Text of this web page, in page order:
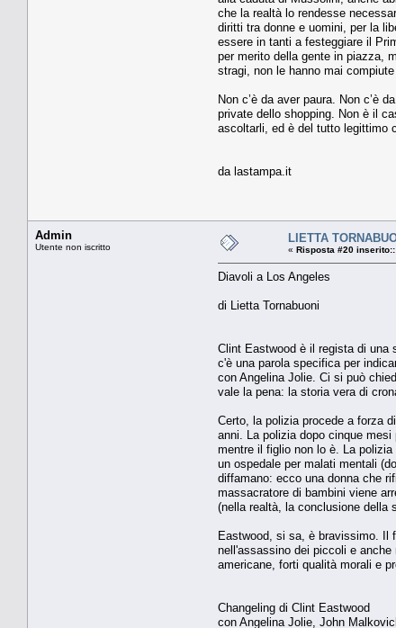
che la realtà lo rendesse
diritti tra donne e uomini, per la
essere in tanti a festeggiare il
per merito della gente in piazza,
stragi, non le hanno mai compiute
Non c’è da aver paura. Non c’è
private dello shopping. Non è il
ascoltarli, ed è del tutto legittimo
da lastampa.it
Admin
Utente non iscritto
LIETTA
« Risposta #20 inserito::
Diavoli a Los Angeles
di Lietta Tornabuoni
Clint Eastwood è il regista di una
c'è una parola specifica per
con Angelina Jolie. Ci si può
vale la pena: la storia vera di
Certo, la polizia procede a forza
anni. La polizia dopo cinque
mentre il figlio non lo è. La
un ospedale per malati mentali
diffamano: ecco una donna che
massacratore di bambini viene
(nella realtà, la conclusione della
Eastwood, si sa, è bravissimo. Il
nell'assassino dei piccoli e
americane, forti qualità morali e
Changeling di Clint Eastwood
con Angelina Jolie, John